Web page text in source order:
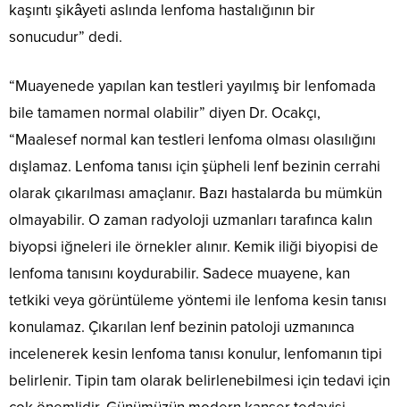
kaşıntı şikâyeti aslında lenfoma hastalığının bir
sonucudur” dedi.
“Muayenede yapılan kan testleri yayılmış bir lenfomada
bile tamamen normal olabilir” diyen Dr. Ocakçı,
“Maalesef normal kan testleri lenfoma olması olasılığını
dışlamaz. Lenfoma tanısı için şüpheli lenf bezinin cerrahi
olarak çıkarılması amaçlanır. Bazı hastalarda bu mümkün
olmayabilir. O zaman radyoloji uzmanları tarafınca kalın
biyopsi iğneleri ile örnekler alınır. Kemik iliği biyopisi de
lenfoma tanısını koydurabilir. Sadece muayene, kan
tetkiki veya görüntüleme yöntemi ile lenfoma kesin tanısı
konulamaz. Çıkarılan lenf bezinin patoloji uzmanınca
incelenerek kesin lenfoma tanısı konulur, lenfomanın tipi
belirlenir. Tipin tam olarak belirlenebilmesi için tedavi için